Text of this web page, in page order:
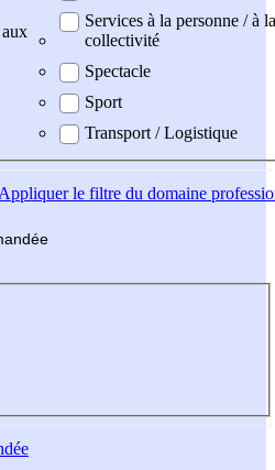
Services à la personne / à la
collectivité
Spectacle
Sport
Transport / Logistique
Appliquerle filtre du domaine